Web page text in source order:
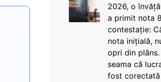
2026, o
a primit nota
contestație:
nota inițială,
opri din
seama că
fost